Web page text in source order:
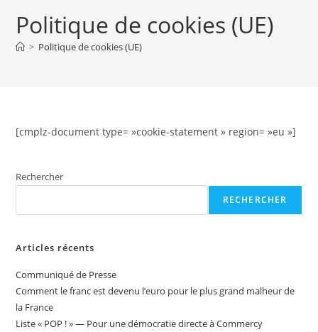
Politique de cookies (UE)
> Politique de cookies (UE)
[cmplz-document type= »cookie-statement » region= »eu »]
Rechercher
RECHERCHER
Articles récents
Communiqué de Presse
Comment le franc est devenu l’euro pour le plus grand malheur de
la France
Liste « POP ! » — Pour une démocratie directe à Commercy